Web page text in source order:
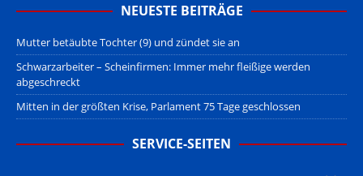
NEUESTE BEITRÄGE
Mutter betäubte Tochter (9) und zündet sie an
Schwarzarbeiter – Scheinfirmen: Immer mehr fleißige werden
abgeschreckt
Mitten in der größten Krise, Parlament 75 Tage geschlossen
SERVICE-SEITEN